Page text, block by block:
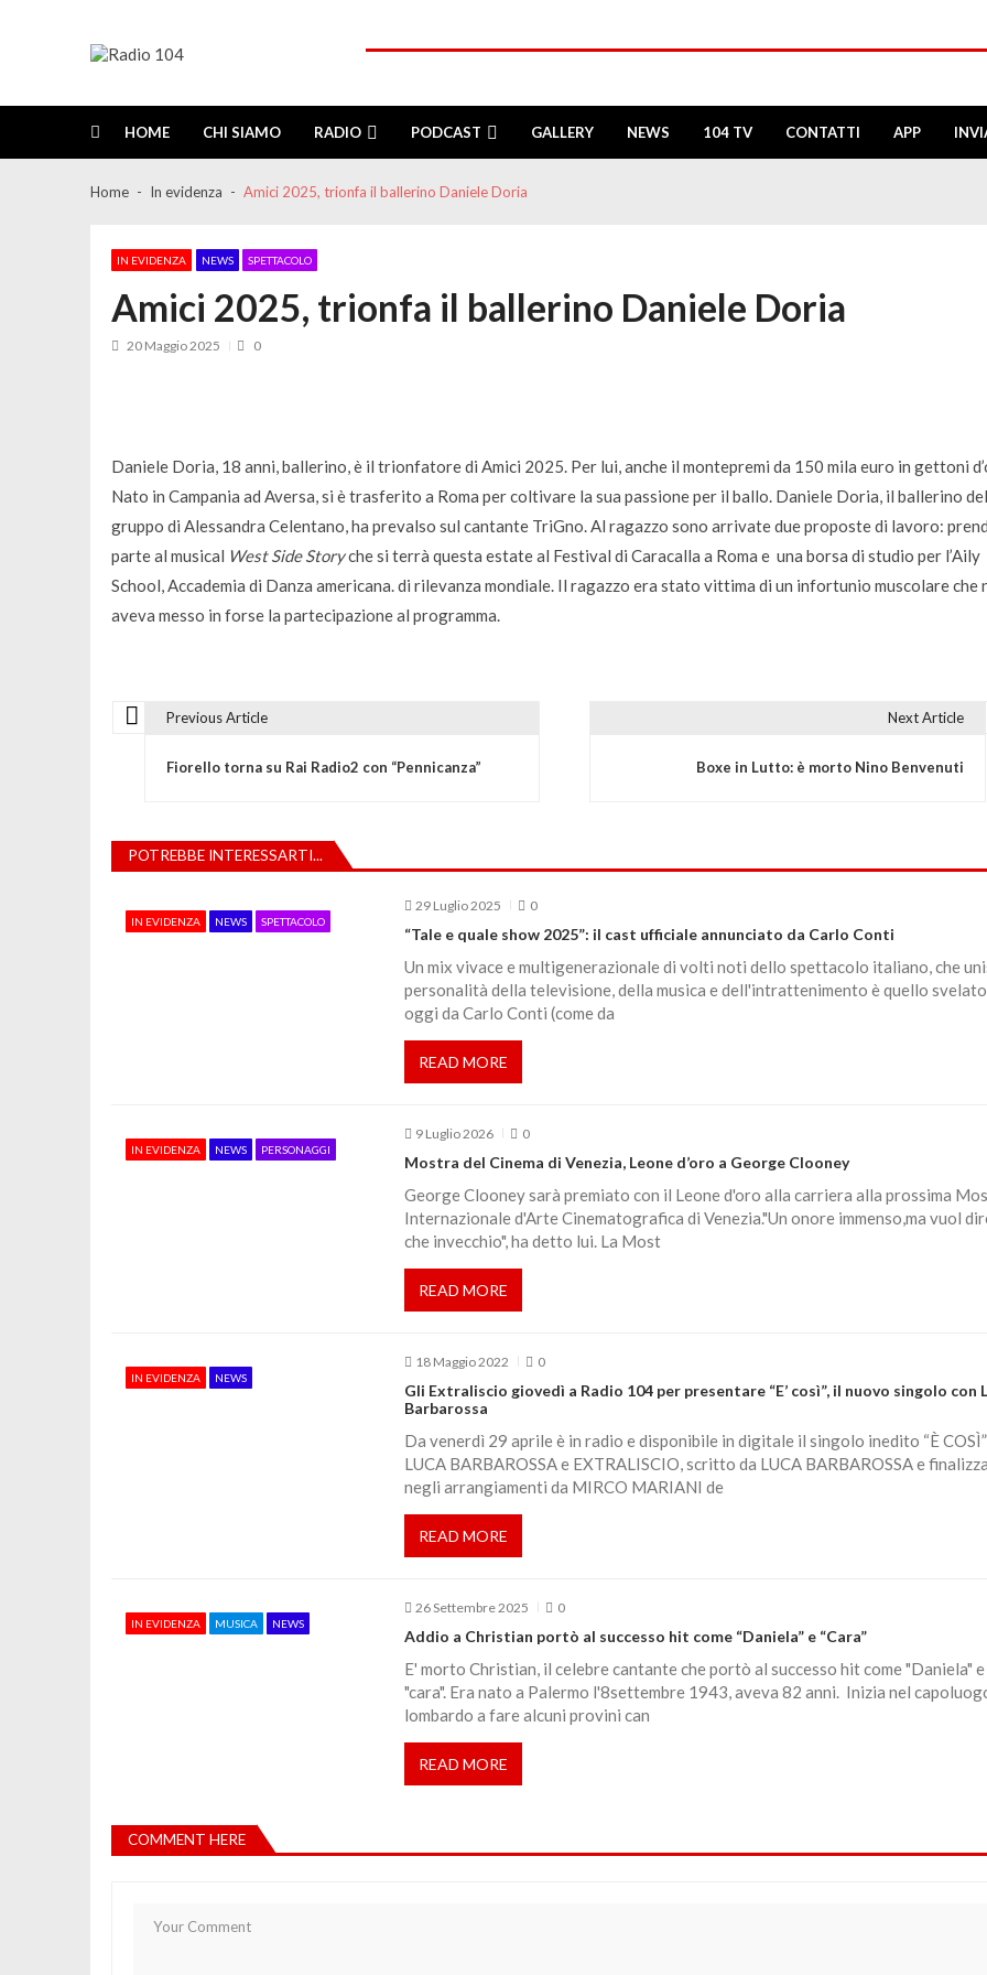
HOME CHI SIAMO RADIO PODCAST GALLERY NEWS 104 TV CONTATTI APP
Home In evidenza Amici 2025, trionfa il ballerino Daniele Doria
IN EVIDENZA NEWS SPETTACOLO
Amici 2025, trionfa il ballerino Daniele Doria
20 Maggio 2025 0
Daniele Doria, 18 anni, ballerino, è il trionfatore di Amici 2025. Per lui, anche il montepremi da 150 mila euro in gettoni
Nato in Campania ad Aversa, si è trasferito a Roma per coltivare la sua passione per il ballo. Daniele Doria, il ballerino del
gruppo di Alessandra Celentano, ha prevalso sul cantante TriGno. Al ragazzo sono arrivate due proposte di lavoro:
parte al musical West Side Storyche si terrà questa estate al Festival di Caracalla a Roma e una borsa di studio per l’Aily
School, Accademia di Danza americana. di rilevanza mondiale. Il ragazzo era stato vittima di un infortunio muscolare che
aveva messo in forse la partecipazione al programma.
v
o
Previous Article
Fiorello torna su Rai Radio2 con “Pennicanza”
Next Article
Boxe in Lutto: è morto Nino Benvenuti
POTREBBE INTERESSARTI...
IN EVIDENZA NEWS SPETTACOLO
29 Luglio 2025 0
“Tale e quale show 2025”: il cast ufficiale annunciato da Carlo Conti
Un mix vivace e multigenerazionale di volti noti dello spettacolo italiano, che
personalità della televisione, della musica e dell'intrattenimento è quello svelato
oggi da Carlo Conti (come da
READ MORE
IN EVIDENZA NEWS PERSONAGGI
9 Luglio 2026 0
Mostra del Cinema di Venezia, Leone d’oro a George Clooney
George Clooney sarà premiato con il Leone d'oro alla carriera alla prossima
Internazionale d'Arte Cinematografica di Venezia."Un onore immenso,ma vuol
che invecchio", ha detto lui. La Most
READ MORE
IN EVIDENZA NEWS
18 Maggio 2022 0
Gli Extraliscio giovedì a Radio 104 per presentare “E’ così”, il nuovo singolo con
Barbarossa
Da venerdì 29 aprile è in radio e disponibile in digitale il singolo inedito “È
LUCA BARBAROSSA e EXTRALISCIO, scritto da LUCA BARBAROSSA e
negli arrangiamenti da MIRCO MARIANI de
READ MORE
IN EVIDENZA MUSICA NEWS
26 Settembre 2025 0
Addio a Christian portò al successo hit come “Daniela” e “Cara”
E' morto Christian, il celebre cantante che portò al successo hit come "Daniela" e
"cara". Era nato a Palermo l'8settembre 1943, aveva 82 anni. Inizia nel
lombardo a fare alcuni provini can
READ MORE
COMMENT HERE